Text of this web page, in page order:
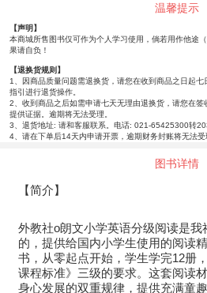
温馨提示
【声明】
本商城所售图书仅可作为个人学习使用，倘若用作他途
果请自负！
【退换货规则】
1、因商品质量问题需退换货，请您在收到商品之日起
指引进行退货操作。
2、收到商品之后如需申请七天无理由退换货，请您在
提供证据。逾期将无法受理。
3、退货地址: 请和客服联系。电话: 021-65425300转
4、请在下单后14天内申请开票，逾期财务封账将无法受
图书详情
【简介】
外教社o朗文小学英语分级阅读是我
的，提供给国内小学生使用的阅读
书，从零起点开始，学生学完12册
课程标准》三级的要求。这套阅读
身心发展的双重规律，提供充满童